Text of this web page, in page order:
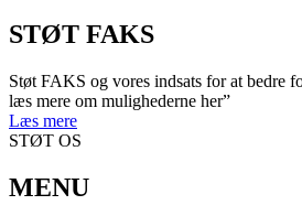
STØT FAKS
Støt FAKS og vores indsats for at bedre
læs mere om mulighederne her”
Læs mere
STØT OS
MENU